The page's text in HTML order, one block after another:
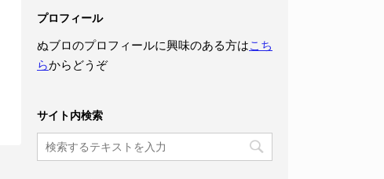
プロフィール
ぬブロのプロフィールに興味のある方はこち
らからどうぞ
サイト内検索